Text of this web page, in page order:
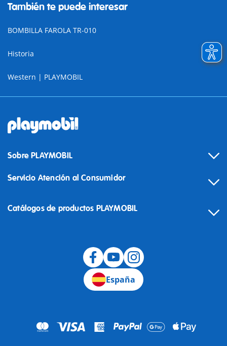
También te puede interesar
BOMBILLA FAROLA TR-010
Historia
Western | PLAYMOBIL
Sobre PLAYMOBIL
Servicio Atención al Consumidor
Catálogos de productos PLAYMOBIL
España